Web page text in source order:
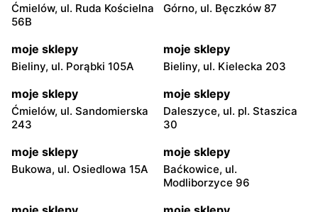
Ćmielów, ul. Ruda Kościelna
56B
Górno, ul. Bęczków 87
moje sklepy
Bieliny, ul. Porąbki 105A
moje sklepy
Bieliny, ul. Kielecka 203
moje sklepy
Ćmielów, ul. Sandomierska
243
moje sklepy
Daleszyce, ul. pl. Staszica
30
moje sklepy
Bukowa, ul. Osiedlowa 15A
moje sklepy
Baćkowice, ul.
Modliborzyce 96